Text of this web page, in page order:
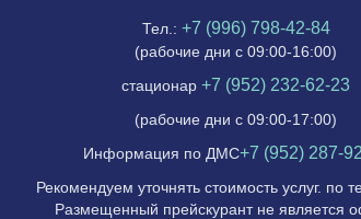
Тел.: +7 (996) 798-42-84
(рабочие дни с 09:00-16:00)
стационар+7 (952) 232-62-23
(рабочие дни с 09:00-17:00)
Информация по ДМС+7 (952) 287-
Рекомендуем уточнять стоимость услуг. по
Размещенный прейскурант не является